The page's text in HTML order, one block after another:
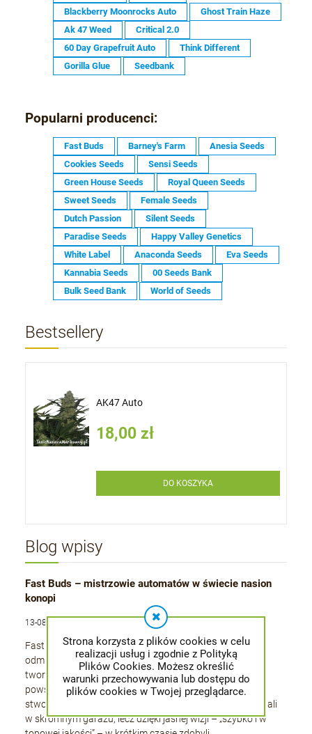
Strona korzysta z plików cookies w celu
realizacji usług i zgodnie z Polityką
Plików Cookies. Możesz określić
warunki przechowywania lub dostępu do
plików cookies w Twojej przeglądarce.
Blackberry Moonrocks Auto
Ghost Train Haze
Ak 47 Weed
Critical 2.0
60 Day Grapefruit Auto
Think Different
Gorilla Glue
Seedbank
Popularni producenci:
Fast Buds Barney's Farm
Anesia Seeds
Cookies Seeds
Sensi Seeds
Green House Seeds
Royal Queen Seeds
Sweet Seeds
Female Seeds
Dutch Passion
Silent Seeds
Paradise Seeds
Happy Valley Genetics
White Label
Anaconda Seeds
Eva Seeds
Kannabia Seeds
00 Seeds Bank
Bulk Seed Bank
World of Seeds
Bestsellery
AK47 Auto
18,00 zł
DO KOSZYKA
Blog wpisy
Fast Buds – mistrzowie automatów w świecie nasion
konopi
13-08-2025 , admin
Fast Buds to producent, który od ponad dziesięciu lat
odmienia rynek nasion marihuany, koncentrując się na
tworzeniu odmian automatycznie kwitnących. Marka
powstała w 2010 roku w Stanach Zjednoczonych,
stworzona przez grupę pasjonatów i hodowców. Zaczynali
w skromnym garażu, lecz dzięki jasnej wizji – „szybko i w